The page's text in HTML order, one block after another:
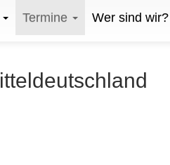
Termine Wer sind wir?